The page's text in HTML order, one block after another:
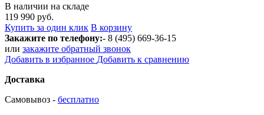
В наличии на складе
119 990 руб.
Купить за один клик В корзину
Закажите по телефону:- 8 (495) 669-36-15
или закажите обратный звонок
Добавить в избранное Добавить к сравнению
Доставка
Самовывоз - бесплатно